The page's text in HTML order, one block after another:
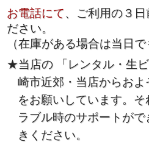
お電話にて、ご利用の３
ださい。
（在庫がある場合は当日で
★当店の 「レンタル・生
崎市近郊・当店からお
をお願いしています。
ラブル時のサポートが
きください。